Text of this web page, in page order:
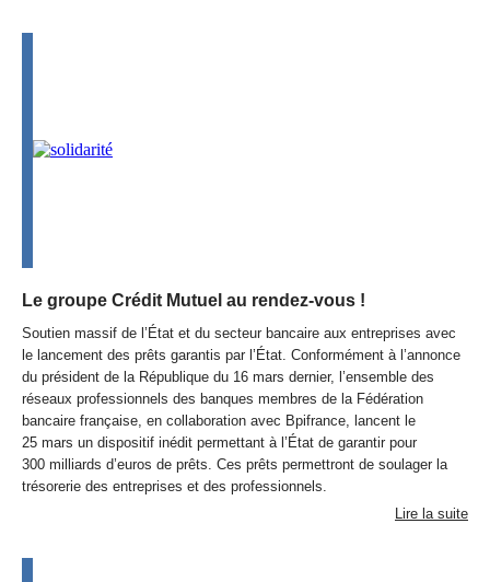
Le groupe Crédit Mutuel au rendez-vous !
Soutien massif de l’État et du secteur bancaire aux entreprises avec
le lancement des prêts garantis par l’État. Conformément à l’annonce
du président de la République du 16 mars dernier, l’ensemble des
réseaux professionnels des banques membres de la Fédération
bancaire française, en collaboration avec Bpifrance, lancent le
25 mars un dispositif inédit permettant à l’État de garantir pour
300 milliards d’euros de prêts. Ces prêts permettront de soulager la
trésorerie des entreprises et des professionnels.
Lire la suite